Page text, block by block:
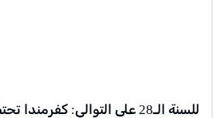
للسنة الـ28 على التوالي: